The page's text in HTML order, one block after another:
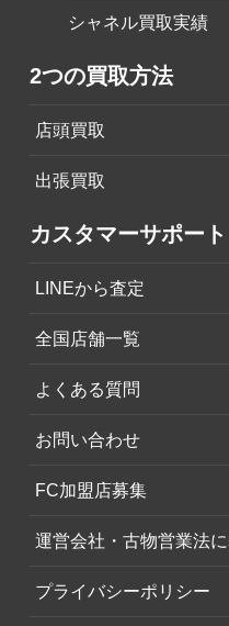
シャネル買取実績
2つの買取方法
店頭買取
出張買取
カスタマーサポート
LINEから査定
全国店舗一覧
よくある質問
お問い合わせ
FC加盟店募集
運営会社・古物営業法
プライバシーポリシー